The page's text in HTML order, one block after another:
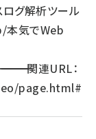
ログ解析ツール
本気でWeb
関連URL：
page.html#